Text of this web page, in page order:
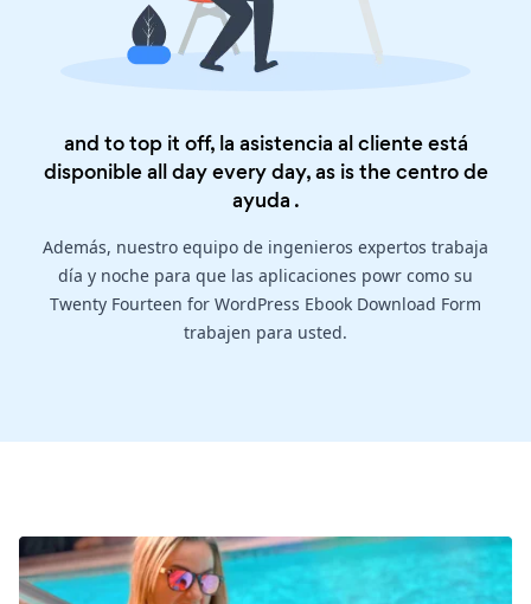
and to top it off, la asistencia al cliente está
disponible all day every day, as is thecentro de
ayuda .
Además, nuestro equipo de ingenieros expertos trabaja
día y noche para que las aplicaciones powr como su
Twenty Fourteen for WordPress Ebook Download Form
trabajen para usted.